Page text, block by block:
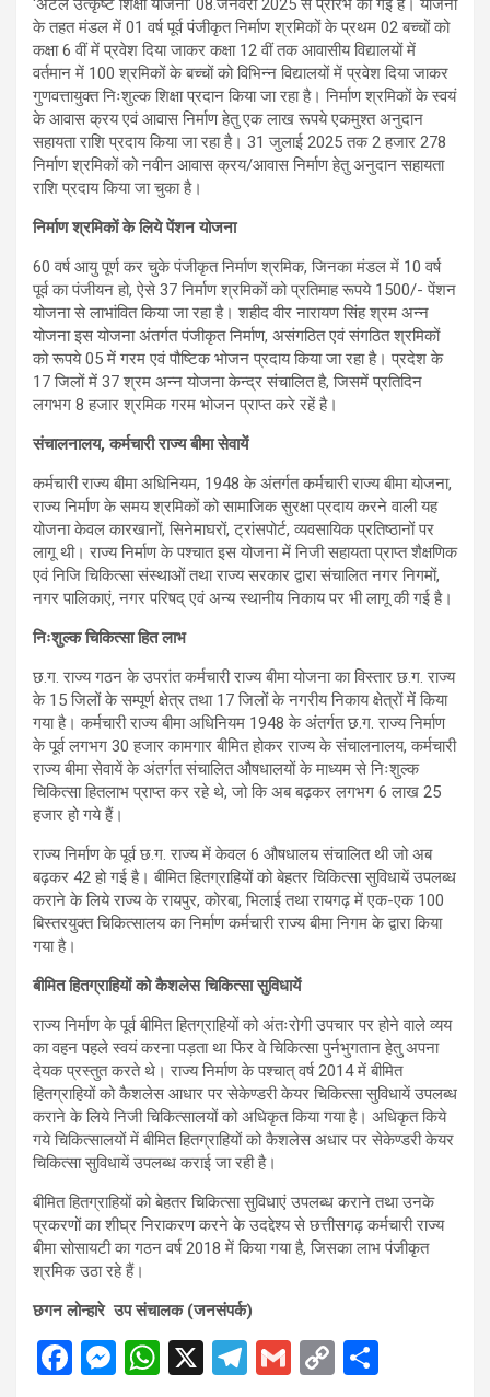
‘अटल उत्कृष्ट शिक्षा योजना‘ 08.जनवरी 2025 से प्रारंभ की गई है। योजना
के तहत मंडल में 01 वर्ष पूर्व पंजीकृत निर्माण श्रमिकों के प्रथम 02 बच्चों को
कक्षा 6 वीं में प्रवेश दिया जाकर कक्षा 12 वीं तक आवासीय विद्यालयों में
वर्तमान में 100 श्रमिकों के बच्चों को विभिन्न विद्यालयों में प्रवेश दिया जाकर
गुणवत्तायुक्त निःशुल्क शिक्षा प्रदान किया जा रहा है। निर्माण श्रमिकों के स्वयं
के आवास क्रय एवं आवास निर्माण हेतु एक लाख रूपये एकमुश्त अनुदान
सहायता राशि प्रदाय किया जा रहा है। 31 जुलाई 2025 तक 2 हजार 278
निर्माण श्रमिकों को नवीन आवास क्रय/आवास निर्माण हेतु अनुदान सहायता
राशि प्रदाय किया जा चुका है।
निर्माण श्रमिकों के लिये पेंशन योजना
60 वर्ष आयु पूर्ण कर चुके पंजीकृत निर्माण श्रमिक, जिनका मंडल में 10 वर्ष
पूर्व का पंजीयन हो, ऐसे 37 निर्माण श्रमिकों को प्रतिमाह रूपये 1500/- पेंशन
योजना से लाभांवित किया जा रहा है। शहीद वीर नारायण सिंह श्रम अन्न
योजना इस योजना अंतर्गत पंजीकृत निर्माण, असंगठित एवं संगठित श्रमिकों
को रूपये 05 में गरम एवं पौष्टिक भोजन प्रदाय किया जा रहा है। प्रदेश के
17 जिलों में 37 श्रम अन्न योजना केन्द्र संचालित है, जिसमें प्रतिदिन
लगभग 8 हजार श्रमिक गरम भोजन प्राप्त करे रहें है।
संचालनालय, कर्मचारी राज्य बीमा सेवायें
कर्मचारी राज्य बीमा अधिनियम, 1948 के अंतर्गत कर्मचारी राज्य बीमा योजना,
राज्य निर्माण के समय श्रमिकों को सामाजिक सुरक्षा प्रदाय करने वाली यह
योजना केवल कारखानों, सिनेमाघरों, ट्रांसपोर्ट, व्यवसायिक प्रतिष्ठानों पर
लागू थी। राज्य निर्माण के पश्चात इस योजना में निजी सहायता प्राप्त शैक्षणिक
एवं निजि चिकित्सा संस्थाओं तथा राज्य सरकार द्वारा संचालित नगर निगमों,
नगर पालिकाएं, नगर परिषद् एवं अन्य स्थानीय निकाय पर भी लागू की गई है।
निःशुल्क चिकित्सा हित लाभ
छ.ग. राज्य गठन के उपरांत कर्मचारी राज्य बीमा योजना का विस्तार छ.ग. राज्य
के 15 जिलों के सम्पूर्ण क्षेत्र तथा 17 जिलों के नगरीय निकाय क्षेत्रों में किया
गया है। कर्मचारी राज्य बीमा अधिनियम 1948 के अंतर्गत छ.ग. राज्य निर्माण
के पूर्व लगभग 30 हजार कामगार बीमित होकर राज्य के संचालनालय, कर्मचारी
राज्य बीमा सेवायें के अंतर्गत संचालित औषधालयों के माध्यम से निःशुल्क
चिकित्सा हितलाभ प्राप्त कर रहे थे, जो कि अब बढ़कर लगभग 6 लाख 25
हजार हो गये हैं।
राज्य निर्माण के पूर्व छ.ग. राज्य में केवल 6 औषधालय संचालित थी जो अब
बढ़कर 42 हो गई है। बीमित हितग्राहियों को बेहतर चिकित्सा सुविधायें उपलब्ध
कराने के लिये राज्य के रायपुर, कोरबा, भिलाई तथा रायगढ़ में एक-एक 100
बिस्तरयुक्त चिकित्सालय का निर्माण कर्मचारी राज्य बीमा निगम के द्वारा किया
गया है।
बीमित हितग्राहियों को कैशलेस चिकित्सा सुविधायें
राज्य निर्माण के पूर्व बीमित हितग्राहियों को अंतःरोगी उपचार पर होने वाले व्यय
का वहन पहले स्वयं करना पड़ता था फिर वे चिकित्सा पुर्नभुगतान हेतु अपना
देयक प्रस्तुत करते थे। राज्य निर्माण के पश्चात् वर्ष 2014 में बीमित
हितग्राहियों को कैशलेस आधार पर सेकेण्डरी केयर चिकित्सा सुविधायें उपलब्ध
कराने के लिये निजी चिकित्सालयों को अधिकृत किया गया है। अधिकृत किये
गये चिकित्सालयों में बीमित हितग्राहियों को कैशलेस अधार पर सेकेण्डरी केयर
चिकित्सा सुविधायें उपलब्ध कराई जा रही है।
बीमित हितग्राहियों को बेहतर चिकित्सा सुविधाएं उपलब्ध कराने तथा उनके
प्रकरणों का शीघ्र निराकरण करने के उदद्देश्य से छत्तीसगढ़ कर्मचारी राज्य
बीमा सोसायटी का गठन वर्ष 2018 में किया गया है, जिसका लाभ पंजीकृत
श्रमिक उठा रहे हैं।
छगन लोन्हारे उप संचालक (जनसंपर्क)
F
M W X
T
G
C